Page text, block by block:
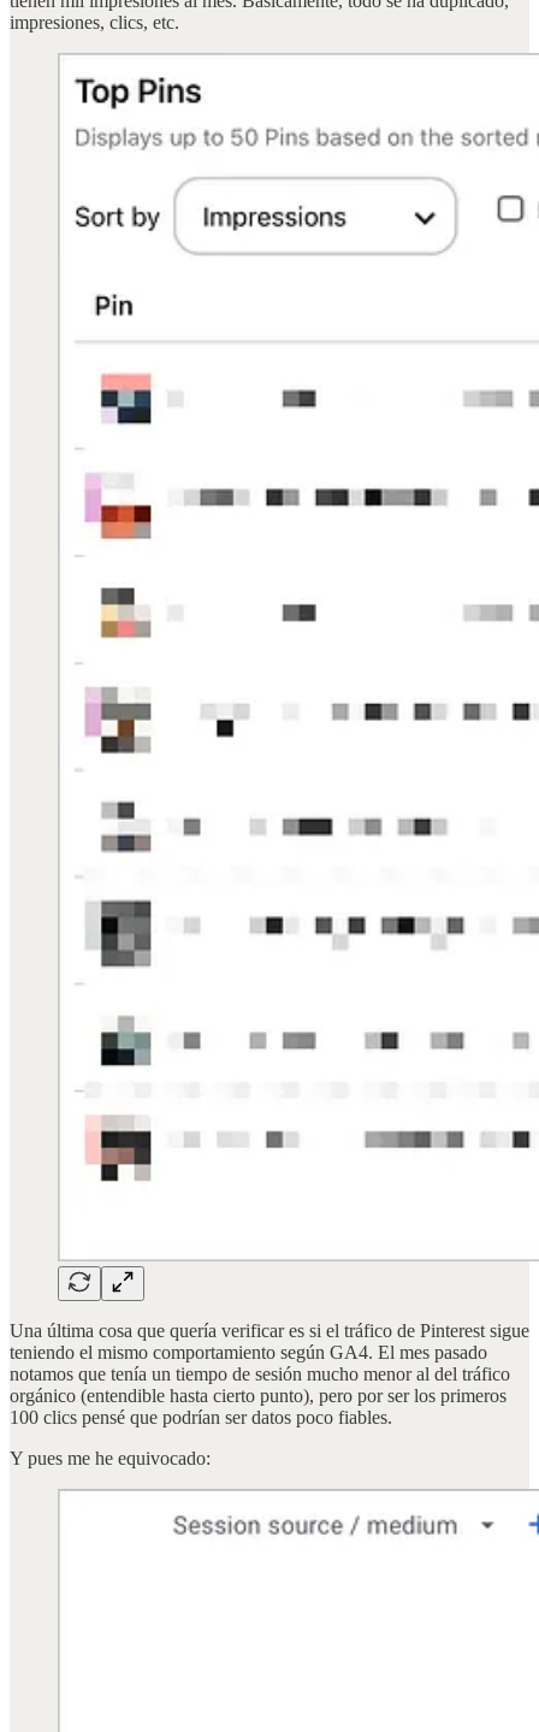
impresiones, clics, etc.
Una última cosa que quería verificar es si el tráfico de Pinterest sigue
teniendo el mismo comportamiento según GA4. El mes pasado
notamos que tenía un tiempo de sesión mucho menor al del tráfico
orgánico (entendible hasta cierto punto), pero por ser los primeros
100 clics pensé que podrían ser datos poco fiables.
Y pues me he equivocado: